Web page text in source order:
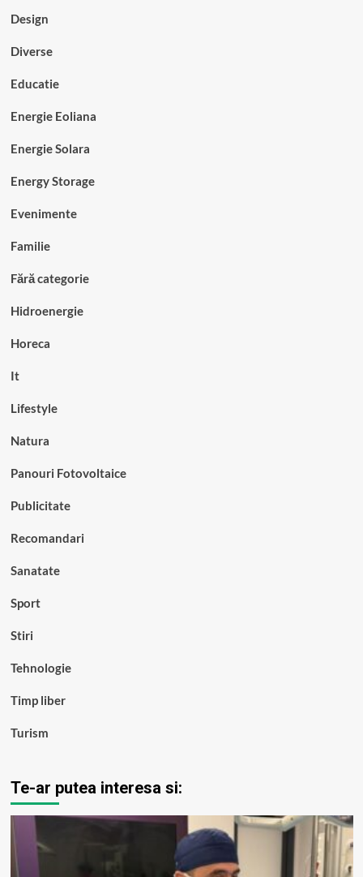
Design
Diverse
Educatie
Energie Eoliana
Energie Solara
Energy Storage
Evenimente
Familie
Fără categorie
Hidroenergie
Horeca
It
Lifestyle
Natura
Panouri Fotovoltaice
Publicitate
Recomandari
Sanatate
Sport
Stiri
Tehnologie
Timp liber
Turism
Te-ar putea interesa si: